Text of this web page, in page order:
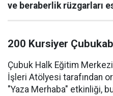
ve beraberlik rüzgarları
200 Kursiyer
Çubuk Halk Eğitim
İşleri Atölyesi tarafından
"Yaza Merhaba" etkinliği,